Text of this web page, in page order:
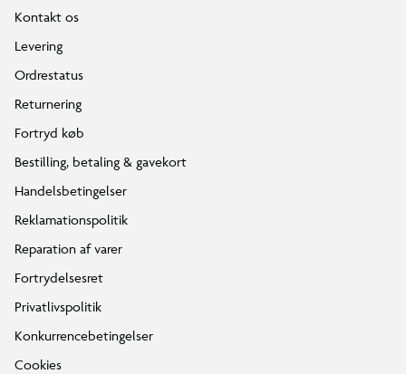
Kontakt os
Levering
Ordrestatus
Returnering
Fortryd køb
Bestilling, betaling & gavekort
Handelsbetingelser
Reklamationspolitik
Reparation af varer
Fortrydelsesret
Privatlivspolitik
Konkurrencebetingelser
Cookies